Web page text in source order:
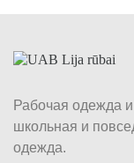
Рабочая одежда
школьная и
одежда.